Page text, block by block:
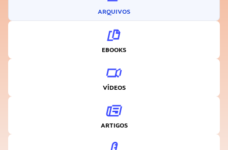
ARQUIVOS
EBOOKS
VÍDEOS
ARTIGOS